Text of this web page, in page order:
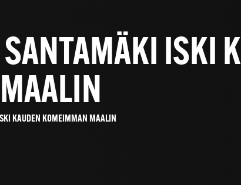
ISKI
KAUDEN KOMEIMMAN MAALIN